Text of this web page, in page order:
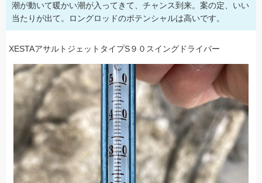
潮が動いて暖かい潮が入ってきて、チャンス到来。案の定、いい
当たりが出て。ロングロッドのポテンシャルは高いです。
XESTAアサルトジェットタイプS９０スイングドライバー